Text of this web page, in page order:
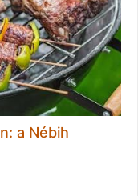
a Nébih